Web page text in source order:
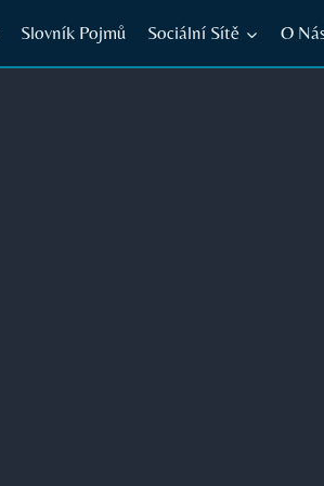
Slovník Pojmů Sociální Sítě O